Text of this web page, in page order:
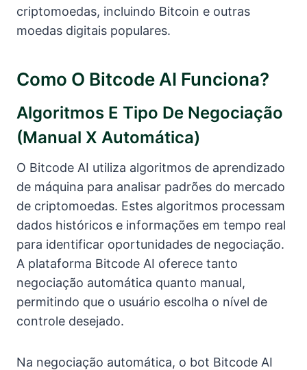
criptomoedas, incluindo Bitcoin e outras
moedas digitais populares.
Como O Bitcode AI Funciona?
Algoritmos E Tipo De Negociação
(manual X Automática)
O Bitcode AI utiliza algoritmos de aprendizado
de máquina para analisar padrões do mercado
de criptomoedas. Estes algoritmos processam
dados históricos e informações em tempo real
para identificar oportunidades de negociação.
A plataforma Bitcode AI oferece tanto
negociação automática quanto manual,
permitindo que o usuário escolha o nível de
controle desejado.
Na negociação automática, o bot Bitcode AI